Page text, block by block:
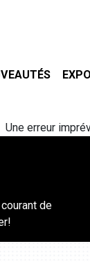
Une erreur
de